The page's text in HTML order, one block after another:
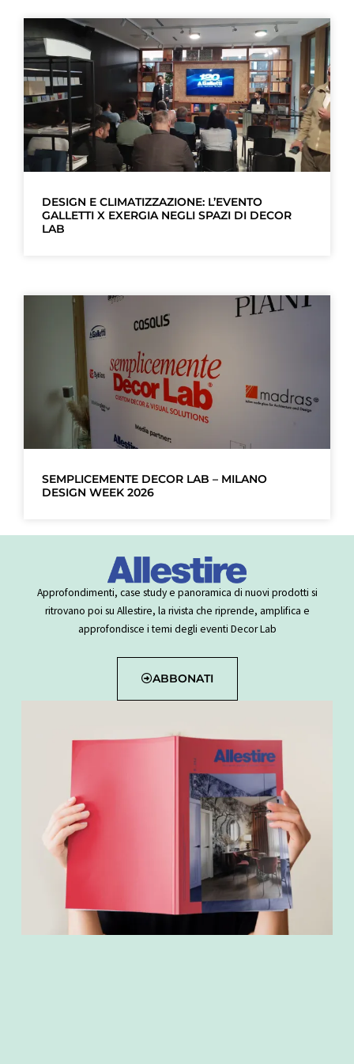
DESIGN E CLIMATIZZAZIONE: L’EVENTO
GALLETTI X EXERGIA NEGLI SPAZI DI DECOR
LAB
SEMPLICEMENTE DECOR LAB – MILANO
DESIGN WEEK 2026
Approfondimenti, case study e panoramica di nuovi prodotti si
ritrovano poi su Allestire, la rivista che riprende, amplifica e
approfondisce i temi degli eventi Decor Lab
ABBONATI